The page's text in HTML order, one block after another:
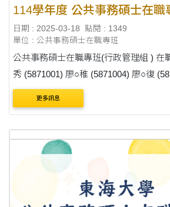
114學年度 公共事務碩士在職
日期 : 2025-03-18
點閱 : 1349
單位 : 公共事務碩士在職專班
公共事務碩士在職專班(行政管理組 ) 在
秀 (5871001) 廖○稚 (5871004) 廖○復
(5871003) 楊○蓁 (5871006) 公共事務碩士在職專班 (地方創生
組) 在職生 正取： 3名 (4 名流用至(....
更多訊息